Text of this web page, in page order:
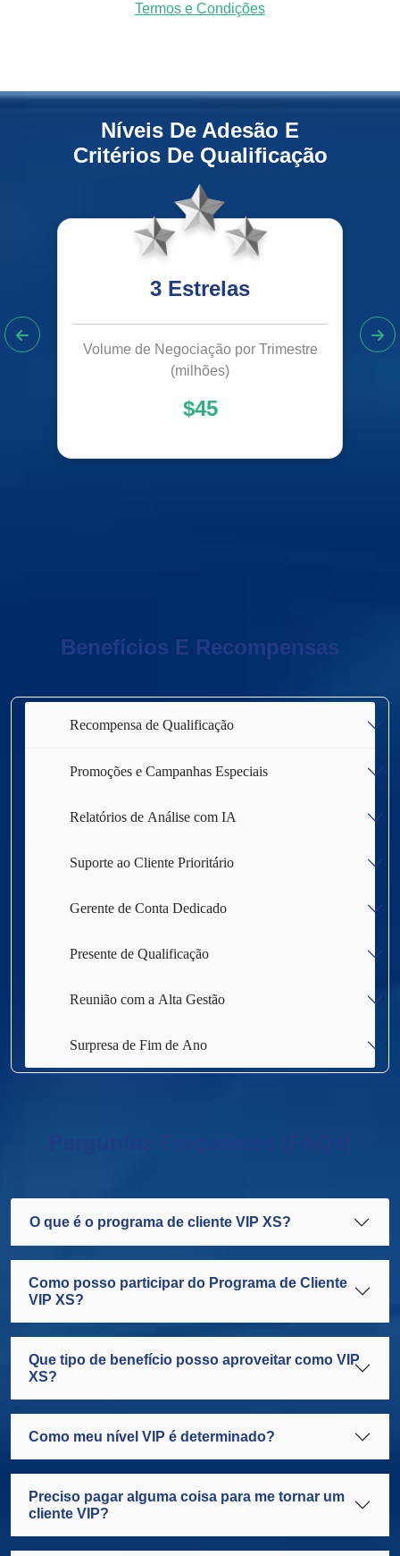
Termos e Condições
Níveis De Adesão E
Critérios De Qualificação
3 Estrelas
Volume de Negociação por Trimestre
(milhões)
$45
Benefícios E Recompensas
Recompensa de Qualificação
Promoções e Campanhas Especiais
Relatórios de Análise com IA
Suporte ao Cliente Prioritário
Gerente de Conta Dedicado
Presente de Qualificação
Reunião com a Alta Gestão
Surpresa de Fim de Ano
O que é o programa de cliente VIP XS?
Como posso participar do Programa de Cliente
VIP XS?
Que tipo de benefício posso aproveitar como VIP
XS?
Como meu nível VIP é determinado?
Preciso pagar alguma coisa para me tornar um
cliente VIP?